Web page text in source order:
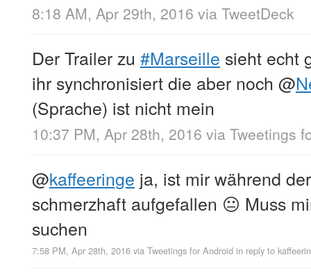
8:18 AM, Apr 29th, 2016 via TweetDeck
Der Trailer zu #Marseille sieht echt
ihr synchronisiert die aber noch @
(Sprache) ist nicht mein
10:37 PM, Apr 28th, 2016 via Tweetings
@kaffeeringe ja, ist mir während
schmerzhaft aufgefallen 😐 Muss
suchen
7:58 PM, Apr 28th, 2016 via Tweetings for Android in reply to